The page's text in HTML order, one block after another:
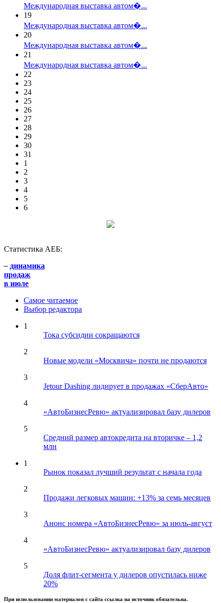
Международная выставка автом�...
19
Международная выставка автом�...
20
Международная выставка автом�...
21
Международная выставка автом�...
22
23
24
25
26
27
28
29
30
31
1
2
3
4
5
6
Статистика АЕБ:
– динамика
продаж
в июле
Самое читаемое
Выбор редактора
1
Тока субсидии сокращаются
2
Новые модели «Москвича» почти не продаются
3
Jetour Dashing лидирует в продажах «СберАвто»
4
«АвтоБизнесРевю» актуализировал базу дилеров
5
Средний размер автокредита на вторичке – 1,2
млн
1
Рынок показал лучший результат с начала года
2
Продажи легковых машин: +13% за семь месяцев
3
Анонс номера «АвтоБизнесРевю» за июль-август
4
«АвтоБизнесРевю» актуализировал базу дилеров
5
Доля флит-сегмента у дилеров опустилась ниже
20%
При использовании материалов с сайта ссылка на источник обязательна.